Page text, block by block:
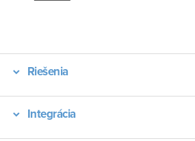
Riešenia
Integrácia